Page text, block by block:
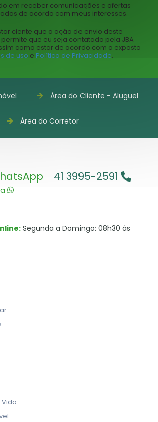
em receber comunicações e ofertas
de acordo com meus interesses.
ciente que a ação de envio deste
que eu seja contatado pela JBA
como estar de acordo com o exposto
de uso e Política de Privacidade.
Área do Cliente - Aluguel
Área do Corretor
41 3995-2591
Segunda a Domingo: 08h30 às
Vida